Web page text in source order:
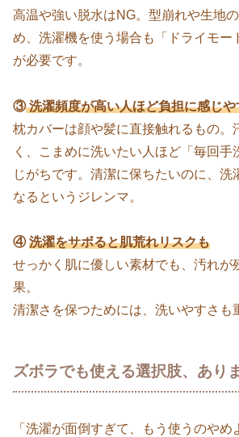
高温や強い脱水はNG。型崩れや生地
め、洗濯機を使う場合も「ドライモー
が必要です。
③洗濯頻度が高い人ほど負担に感じや
枕カバーは顔や髪に直接触れるもの。
く、こまめに洗いたい人ほど「毎回
じがちです。清潔に保ちたいのに、洗
なるというジレンマ。
④洗濯をサボると肌荒れリスクも
せっかく肌に優しい素材でも、汚れが
果。
清潔さを保つためには、洗いやすさも
ズボラでも使える選択肢、あり
「洗濯が面倒すぎて、もう使うのや